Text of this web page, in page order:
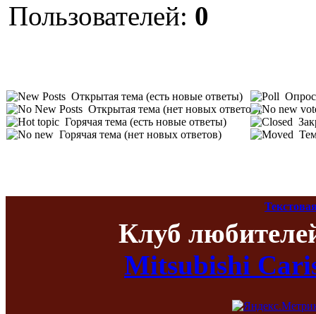
Пользователей: 0
Открытая тема (есть новые ответы)
Открытая тема (нет новых ответов)
Горячая тема (есть новые ответы)
Горячая тема (нет новых ответов)
Опрос
Клуб
Mitsubishi